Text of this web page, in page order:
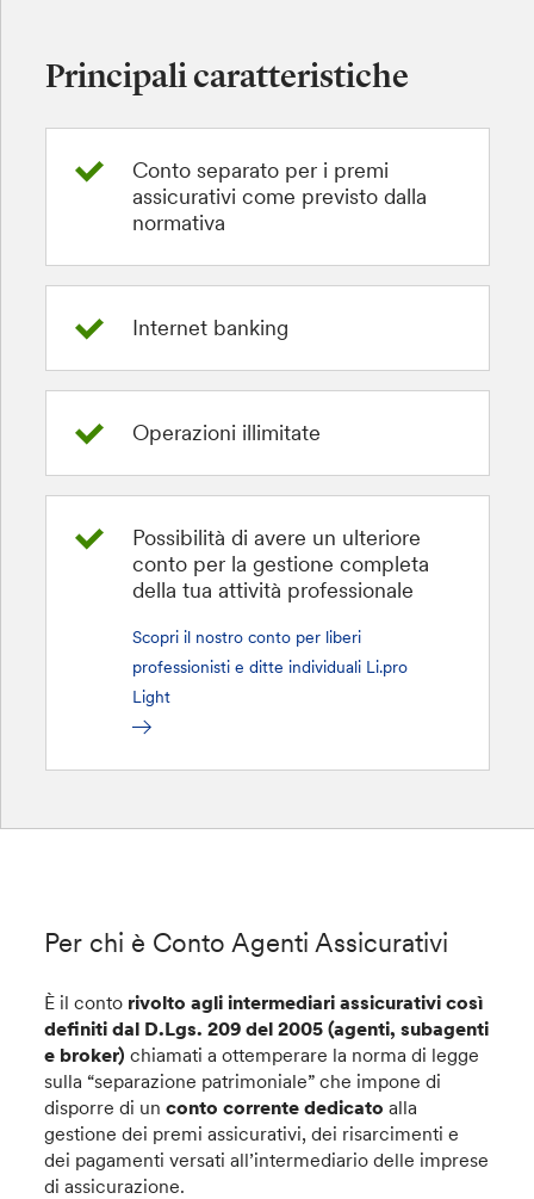
Principali caratteristiche
Conto separato per i premi
assicurativi come previsto dalla
normativa
Internet banking
Operazioni illimitate
Possibilità di avere un ulteriore
conto per la gestione completa
della tua attività professionale
Scopri il nostro conto per liberi
professionisti e ditte individuali Li.pro
Light
Per chi è Conto Agenti Assicurativi
È il conto rivolto agli intermediari assicurativi così
definiti dal D.Lgs. 209 del 2005 (agenti, subagenti
e broker) chiamati a ottemperare la norma di legge
sulla “separazione patrimoniale” che impone di
disporre di unconto corrente dedicato alla
gestione dei premi assicurativi, dei risarcimenti e
dei pagamenti versati all’intermediario delle imprese
di assicurazione.